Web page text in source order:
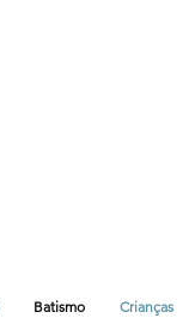
Batismo Crianças